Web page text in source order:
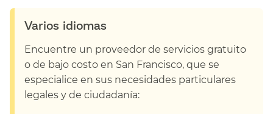
Varios idiomas​​
Encuentre un proveedor de servicios gratuito
o de bajo costo en San Francisco, que se
especialice en sus necesidades particulares
legales y de ciudadanía:​​